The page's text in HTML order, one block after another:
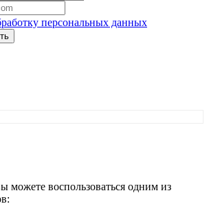
персональных данных
можете воспользоваться одним из